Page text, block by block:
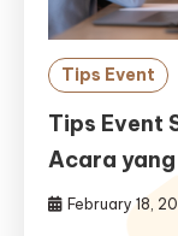
Tips Event
Tips Event
Acara
February 18,